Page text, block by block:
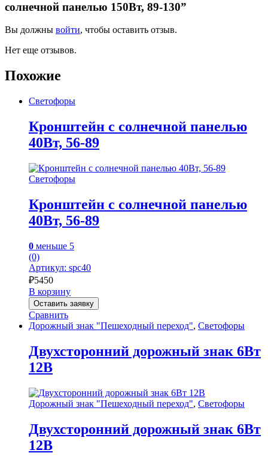
солнечной панелью 150Вт, 89-130”
Вы должны войти, чтобы оставить отзыв.
Нет еще отзывов.
Похожие
Светофоры
Кронштейн с солнечной панелью
40Вт, 56-89
Светофоры
Кронштейн с солнечной панелью
40Вт, 56-89
0 меньше 5
(0)
Артикул: spc40
₽5450
В корзину
Оставить заявку
Сравнить
Дорожный знак "Пешеходный переход", Светофоры
Двухсторонний дорожный знак 6Вт
12В
Дорожный знак "Пешеходный переход", Светофоры
Двухсторонний дорожный знак 6Вт
12В